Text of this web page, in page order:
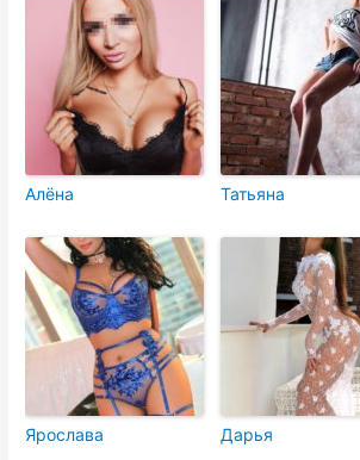
Алёна Татьяна
Ярослава Дарья